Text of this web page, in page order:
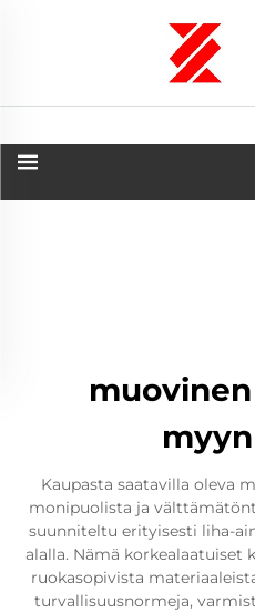
Kaupasta saatavilla oleva
monipuolista ja
suunniteltu erityisesti liha-
alalla. Nämä
ruokasopivista
turvallisuusnormeja,